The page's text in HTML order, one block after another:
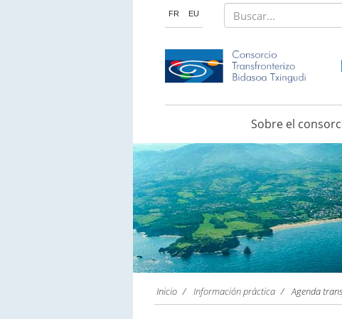
FR EU Buscar...
Sobre el
Inicio Información práctica Agenda